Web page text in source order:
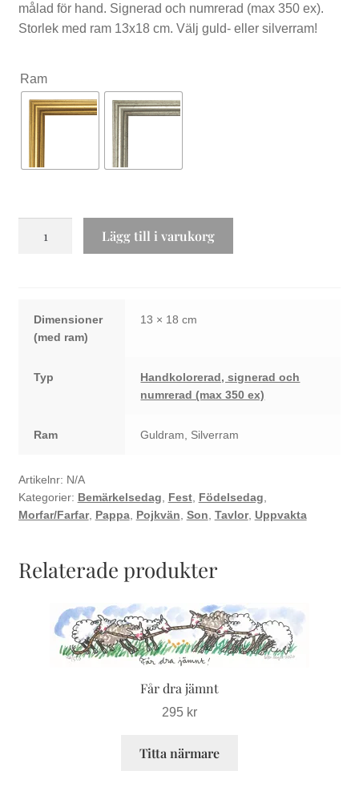
målad för hand. Signerad och numrerad (max 350 ex).
Storlek med ram 13x18 cm. Välj guld- eller silverram!
Ram
fellow
mängd
Lägg till i varukorg
Dimensioner 13 × 18 cm
Typ
Handkolorerad, signerad och
numrerad (max 350 ex)
Ram Guldram, Silverram
Artikelnr: N/A
Kategorier: Bemärkelsedag Fest, Födelsedag
Morfar/Farfar, Pappa, Pojkvän Son Tavlor, Uppvakta
Relaterade produkter
Får dra jämnt
295 kr
Titta närmare
Den
här
produkten
flera
varianter.
olika